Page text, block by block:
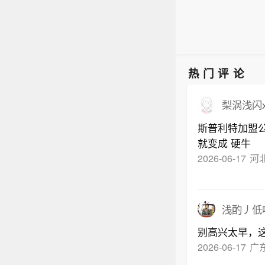
热门评论
梨涡浅
斯普利特加盟
就变成 硬牛
2026-06-17 河
浅酌丿
别高兴太早，
2026-06-17 广